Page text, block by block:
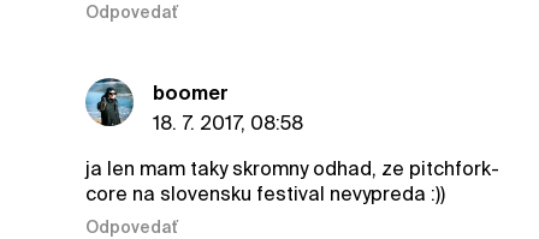
Odpovedať
boomer
18. 7. 2017, 08:58
ja len mam taky skromny odhad, ze pitchfork-
core na slovensku festival nevypreda :))
Odpovedať